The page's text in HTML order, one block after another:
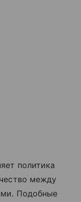
политика
между
Подобные